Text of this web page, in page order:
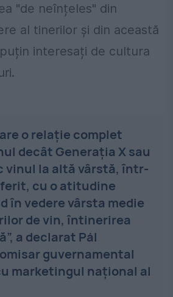
"de neînțeles" din
al tinerilor și din această
interesați de cultura
o relație complet
decât Generația X sau
vinul la altă vârstă, într-
cu o atitudine
în vedere vârsta medie
de vin, întinerirea
a declarat Pál
guvernamental
marketingul național al